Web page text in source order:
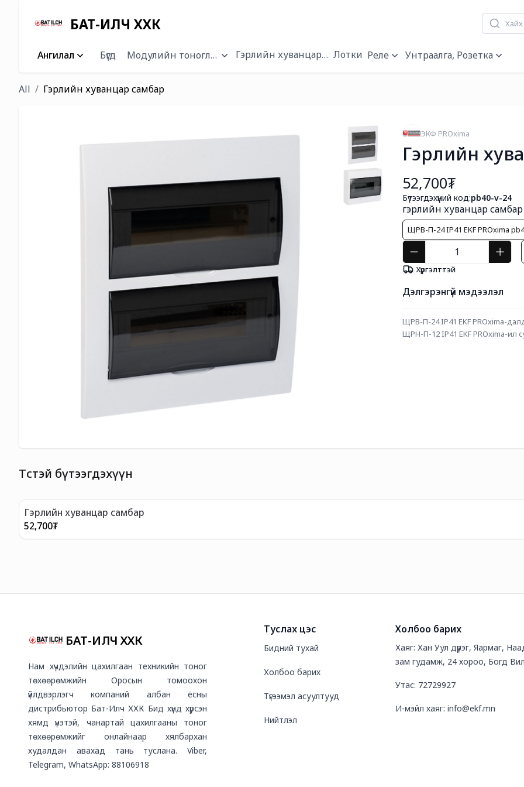
БАТ-ИЛЧ ХХК
Ангилал Бүгд Модулийн тоноглол Гэрлийн хуванцар самбар
Лотки Реле Унтраалга, Розетка
All Гэрлийн хуванцар самбар
ЭКФ PROxima
Гэрлийн
52,700₮
Бүтээгдэхүүний код:pb40-v-24
гэрлийн хуванцар самбар
ЩРВ-П-24 IP41 EKF PROxima
Хүргэлттэй
Дэлгэрэнгүй мэдээлэл
ЩРВ-П-24 IP41 EKF PROxima-
ЩРН-П-12 IP41 EKF PROxima-ил
Төстэй бүтээгдэхүүн
Гэрлийн хуванцар самбар
52,700₮
БАТ-ИЛЧ ХХК
Нам хүчдэлийн цахилгаан техникийн тоног
төхөөрөмжийн Оросын томоохон
үйлдвэрлэгч компаний албан ёсны
дистрибьютор Бат-Илч ХХК Бид хүнд хүрсэн
хямд үнэтэй, чанартай цахилгааны тоног
төхөөрөмжийг онлайнаар хялбархан
худалдан авахад тань туслана. Viber,
Telegram, WhatsApp: 88106918
Туслах цэс
Бидний тухай
Холбоо барих
Түгээмэл асуултууд
Нийтлэл
Холбоо барих
Хаяг: Хан Уул дүүрэг, Яармаг,
зам гудамж, 24 хороо, Богд
Утас: 72729927
И-мэйл хаяг: info@ekf.mn